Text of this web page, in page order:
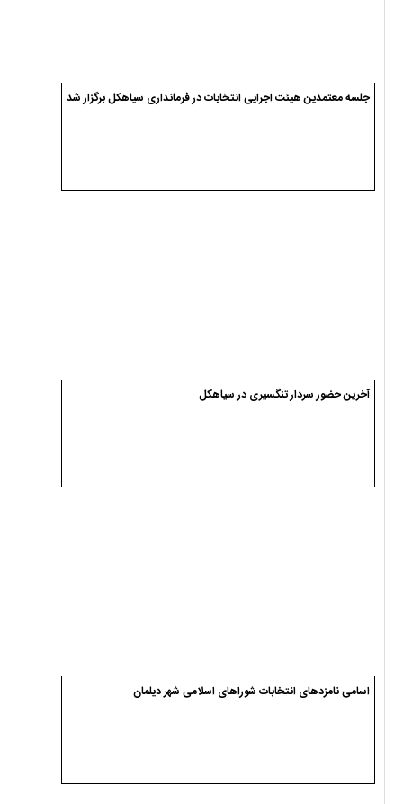
جلسه معتمدین هیئت اجرایی انتخابات در فرمانداری سیاهکل برگزار شد
آخرین حضور سردار تنگسیری در سیاهکل
اسامی نامزدهای انتخابات شوراهای اسلامی شهر دیلمان